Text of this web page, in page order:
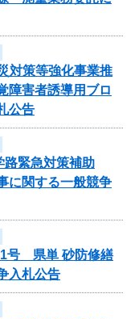
対策等強化事業推
害者誘導用ブロ
公告
路緊急対策補助
に関する一般競争
1号 県単 砂防修繕
入札公告